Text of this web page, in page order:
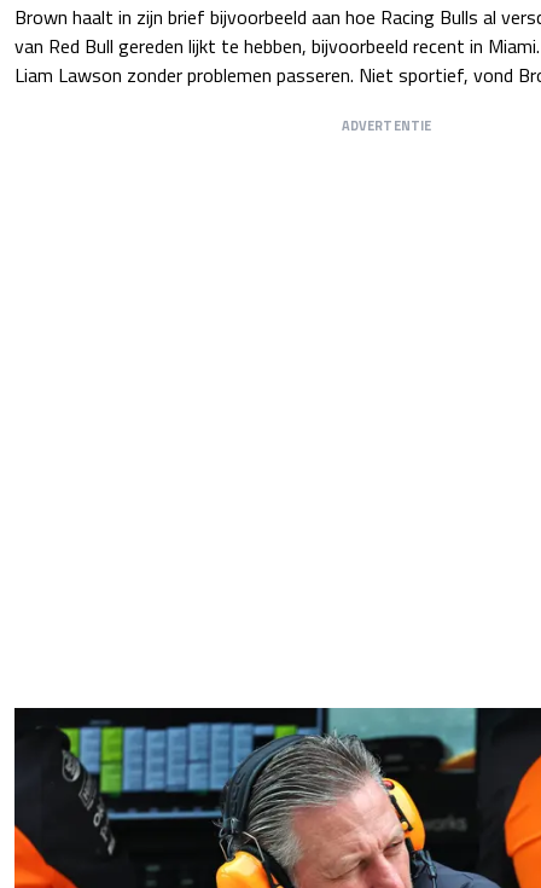
Brown haalt in zijn brief bijvoorbeeld aan hoe Racing Bulls al
van Red Bull gereden lijkt te hebben, bijvoorbeeld recent in
Liam Lawson zonder problemen passeren. Niet sportief, vond
ADVERTENTIE